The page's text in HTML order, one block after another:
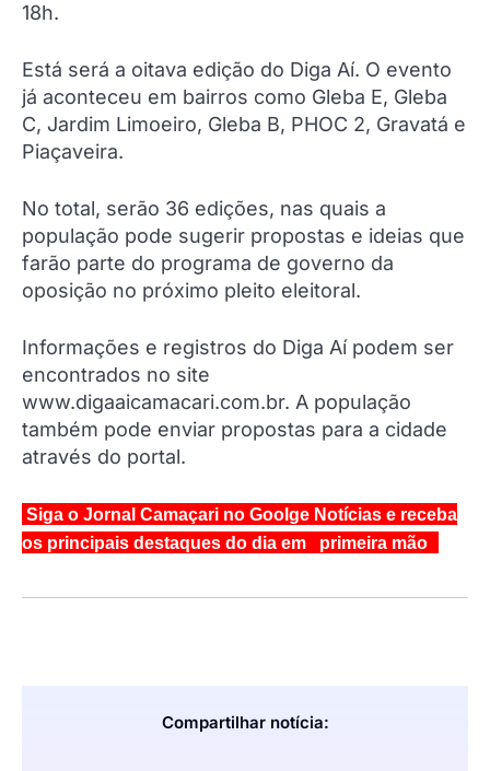
18h.
Está será a oitava edição do Diga Aí. O evento
já aconteceu em bairros como Gleba E, Gleba
C, Jardim Limoeiro, Gleba B, PHOC 2, Gravatá e
Piaçaveira.
No total, serão 36 edições, nas quais a
população pode sugerir propostas e ideias que
farão parte do programa de governo da
oposição no próximo pleito eleitoral.
Informações e registros do Diga Aí podem ser
encontrados no site
www.digaaicamacari.com.br. A população
também pode enviar propostas para a cidade
através do portal.
Siga o Jornal Camaçari no Goolge Notícias e receba
os principais destaques do dia em primeira mão
Compartilhar notícia: